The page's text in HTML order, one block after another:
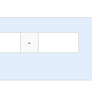
-